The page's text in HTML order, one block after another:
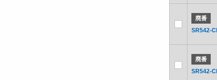
廃番
SR542-
廃番
SR542-